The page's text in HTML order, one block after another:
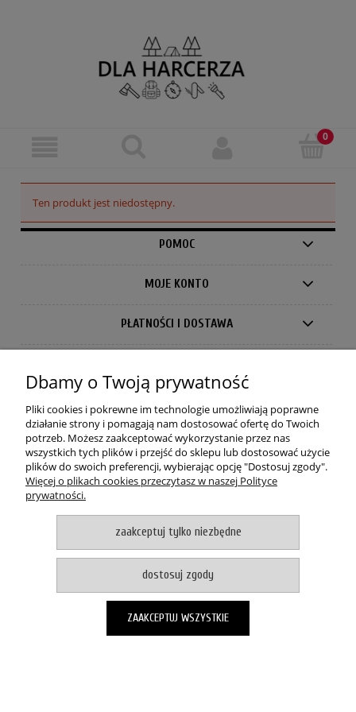
Ten produkt jest niedostępny.
POMOC
MOJE KONTO
PŁATNOŚCI I DOSTAWA
pokaż pełną wersję strony
Witaj, nasz sklep internetowy wykorzystuje pliki cookies.
akceptuje i zamykam okno
Zapisanych za pomocą cookies informacji używamy w celach reklamowych i
statystycznych. W programie służącym do obsługi internetu można zmienić
ustawienia dotyczące cookies. Korzystanie z naszych serwisów
internetowych bez zmiany ustawień dotyczących cookies oznacza, że będą
one zapisane w pamięci urządzenia. Więcej informacji można znaleźć w
naszej Polityce prywatności
Dbamy o Twoją prywatność
Pliki cookies i pokrewne im technologie umożliwiają poprawne
działanie strony i pomagają nam dostosować ofertę do Twoich
potrzeb. Możesz zaakceptować wykorzystanie przez nas
wszystkich tych plików i przejść do sklepu lub dostosować użycie
plików do swoich preferencji, wybierając opcję "Dostosuj zgody".
Więcej o plikach cookies przeczytasz w naszej Polityce
prywatności.
zaakceptuj tylko niezbędne
dostosuj zgody
ZAAKCEPTUJ WSZYSTKIE